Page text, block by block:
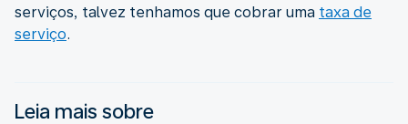
serviços, talvez tenhamos que cobrar uma taxa de
serviço.
Leia mais sobre